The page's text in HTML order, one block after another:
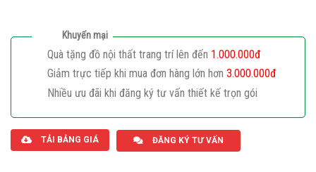
Khuyến mại
Quà tặng đồ nội thất trang trí lên đến 1.000.000đ
Giảm trực tiếp khi mua đơn hàng lớn hơn 3.000.000đ
Nhiều ưu đãi khi đăng ký tư vấn thiết kế trọn gói
TẢI BẢNG GIÁ ĐĂNG KÝ TƯ VẤN